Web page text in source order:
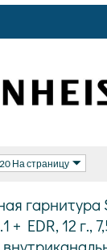
20 На страницу
гарнитура
+ EDR, 12